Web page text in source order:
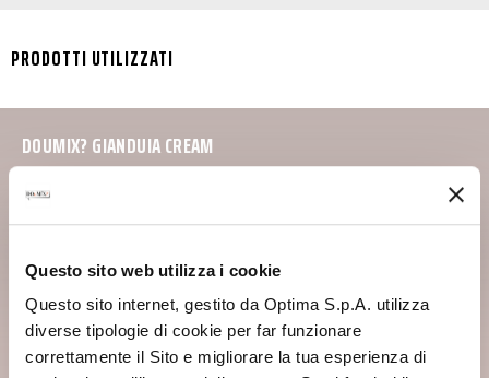
Questo sito web utilizza i cookie
Questo sito internet, gestito da Optima S.p.A. utilizza
diverse tipologie di cookie per far funzionare
correttamente il Sito e migliorare la tua esperienza di
PRODOTTI UTILIZZATI
DOUMIX? GIANDUIA CREAM